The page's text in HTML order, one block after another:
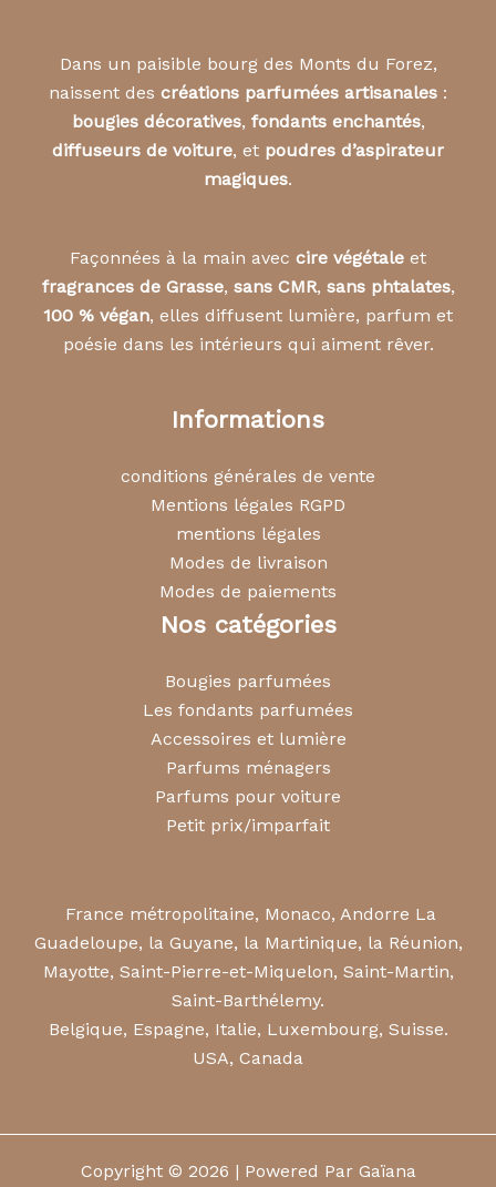
Dans un paisible bourg des Monts du Forez,
naissent des créations parfumées artisanales :
bougies décoratives, fondants enchantés,
diffuseurs de voiture, et poudres d’aspirateur
magiques.
Façonnées à la main avec cire végétale et
fragrances de Grasse, sans CMR, sans phtalates,
100 % végan, elles diffusent lumière, parfum et
poésie dans les intérieurs qui aiment rêver.
Informations
conditions générales de vente
Mentions légales RGPD
mentions légales
Modes de livraison
Modes de paiements
Nos catégories
Bougies parfumées
Les fondants parfumées
Accessoires et lumière
Parfums ménagers
Parfums pour voiture
Petit prix/imparfait
France métropolitaine, Monaco, Andorre La
Guadeloupe, la Guyane, la Martinique, la Réunion,
Mayotte, Saint-Pierre-et-Miquelon, Saint-Martin,
Saint-Barthélemy.
Belgique, Espagne, Italie, Luxembourg, Suisse.
USA, Canada
Copyright © 2026 | Powered Par Gaïana